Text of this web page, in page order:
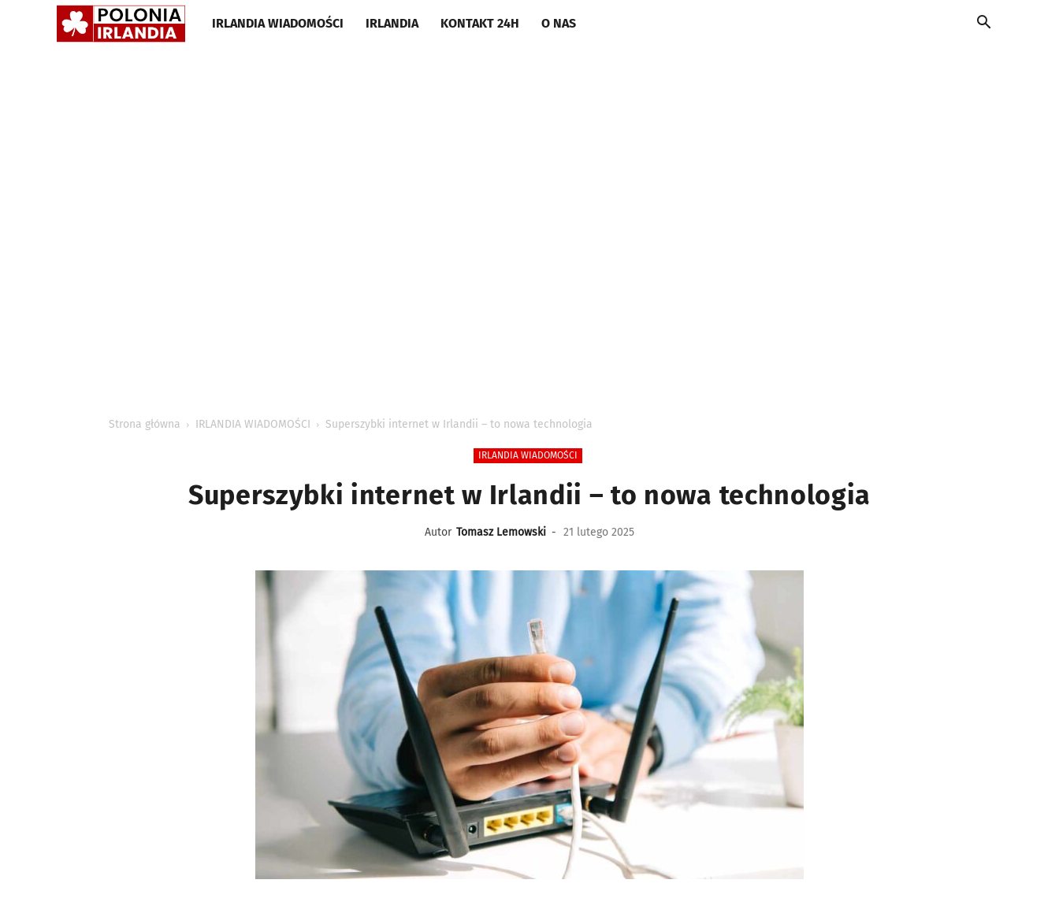
POLONIA
IRLANDIA WIADOMOŚCI IRLANDIA KONTAKT 24H O NAS
Strona główna IRLANDIA WIADOMOŚCI Superszybki internet w Irlandii – to nowa technologia
IRLANDIA WIADOMOŚCI
Superszybki internet w Irlandii – to nowa technologia
Autor Tomasz Lemowski - 21 lutego 2025